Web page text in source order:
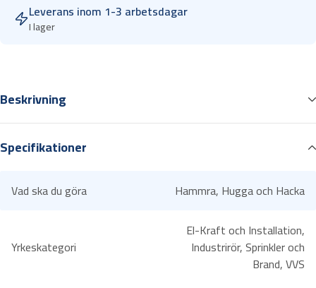
a
r
H
Leverans inom 1-3 arbetsdagar
I lager
Beskrivning
och slagyta.
gummihandtag.
Hammarens skalle är handsmidd med härdad pen och slagyta.
Specifikationer
Vad ska du göra Hammra, Hugga och Hacka
Yrkeskategori
El-Kraft och Installation,
Industrirör, Sprinkler och
Brand, VVS